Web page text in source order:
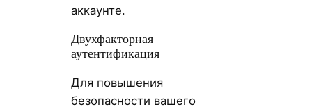
аккаунте.
Двухфакторная
аутентификация
Для повышения
безопасности вашего